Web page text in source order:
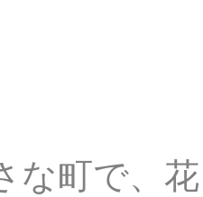
な町で、